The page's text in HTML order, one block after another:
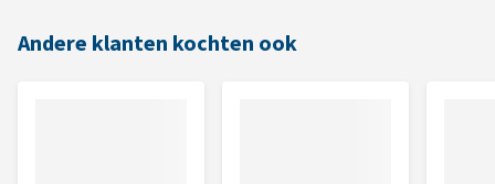
Andere klanten kochten ook